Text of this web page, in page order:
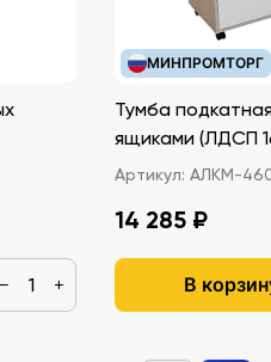
− +
МИНПРОМТОРГ
Тумба
ящиками
Артикул: АЛКМ-
14 285 ₽
В